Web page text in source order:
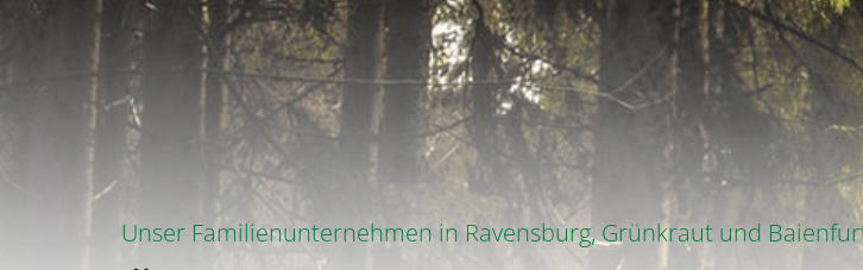
Unser Familienunternehmen in Ravensburg, Grünkraut und